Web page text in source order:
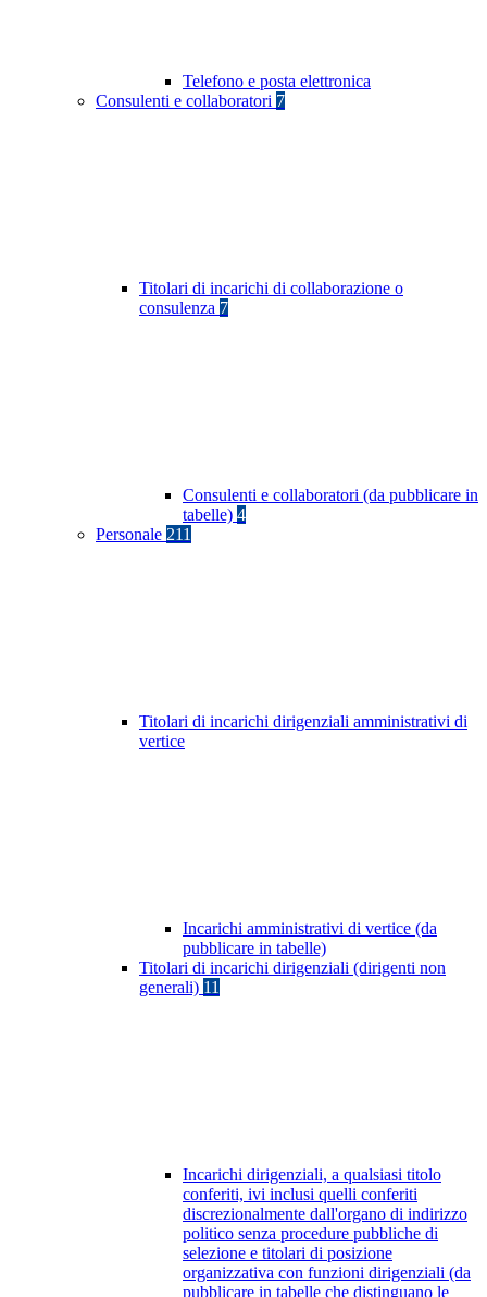
Telefono e posta elettronica
Consulenti e collaboratori 7
Titolari di incarichi di collaborazione o
consulenza 7
Consulenti e collaboratori (da pubblicare in
tabelle) 4
Personale 211
Titolari di incarichi dirigenziali amministrativi di
vertice
Incarichi amministrativi di vertice (da
pubblicare in tabelle)
Titolari di incarichi dirigenziali (dirigenti non
generali) 11
Incarichi dirigenziali, a qualsiasi titolo
conferiti, ivi inclusi quelli conferiti
discrezionalmente dall'organo di indirizzo
politico senza procedure pubbliche di
selezione e titolari di posizione
organizzativa con funzioni dirigenziali (da
pubblicare in tabelle che distinguano le